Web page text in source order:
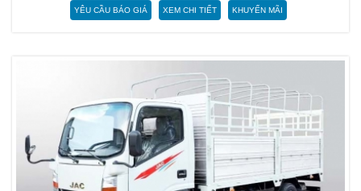
YÊU CẦU BÁO GIÁ XEM CHI TIẾT KHUYẾN MÃI